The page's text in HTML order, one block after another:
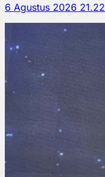
6 Agustus 2026 21.22